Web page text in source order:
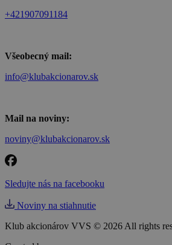
+421907091184
Všeobecný mail:
info@klubakcionarov.sk
Mail na noviny:
noviny@klubakcionarov.sk
Sledujte nás na facebooku
Noviny na stiahnutie
Klub akcionárov VVS © 2026 All rights